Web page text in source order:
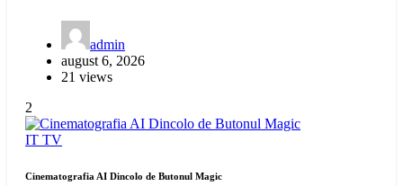
admin
august 6, 2026
21 views
2
IT TV
Cinematografia AI Dincolo de Butonul Magic